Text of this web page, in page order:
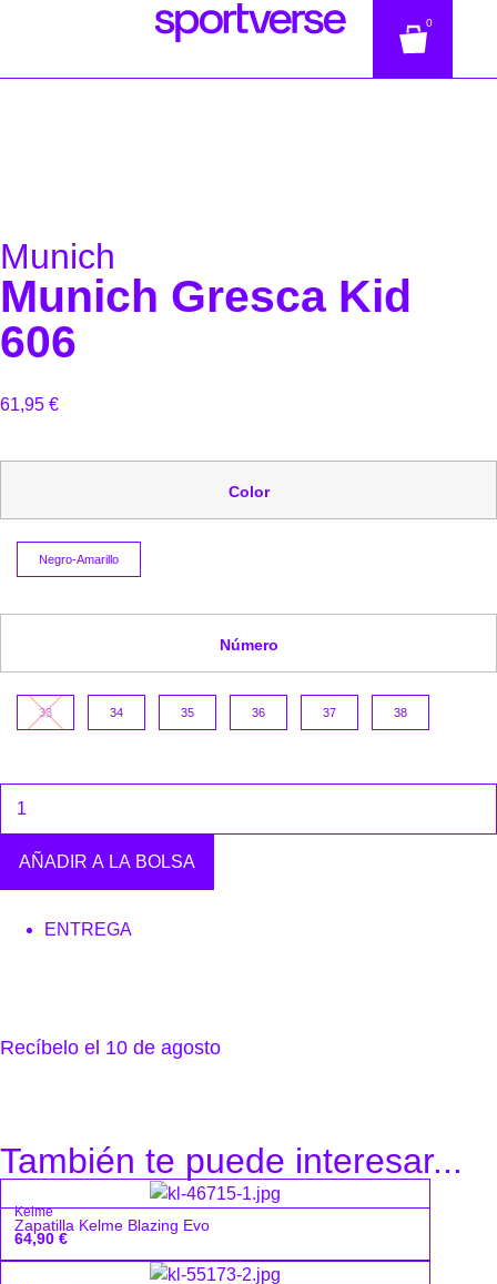
0
Munich
Munich Gresca Kid
606
61,95 €
Color
Negro-Amarillo
Número
33 34 35 36 37 38
AÑADIR A LA BOLSA
ENTREGA
Recíbelo el 10 de agosto
También te puede interesar...
Kelme
Zapatilla Kelme Blazing Evo
64,90 €